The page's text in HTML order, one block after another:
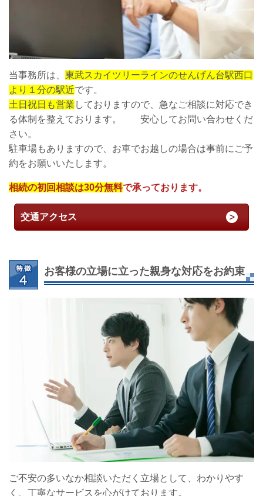
当事務所は、 東武スカイツリーラインのせんげん台駅西口
より１分の駅近です。
土日祝日も営業 しておりますので、急なご相談に対応でき
る体制を整えております。 安心してお問い合わせくだ
さい。
駐車場もありますので、お車でお越しの場合は事前にご予
約をお願いいたします。
相続の初回相談は30分無料で承っております。
交通アクセス
お客様の立場に立った親身な対応をお約束
ご不安の多いなか相談いただく立場として、わかりやす
く、丁寧なサービスを心がけております。